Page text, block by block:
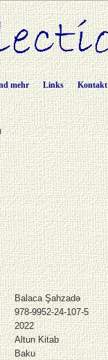
mehr Links Kontakt
Balaca Şahzadə
978-9952-24-107-5
2022
Altun Kitab
Baku